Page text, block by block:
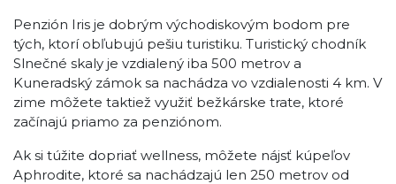
Penzión Iris je dobrým východiskovým bodom pre
tých, ktorí obľubujú pešiu turistiku. Turistický chodník
Slnečné skaly je vzdialený iba 500 metrov a
Kuneradský zámok sa nachádza vo vzdialenosti 4 km. V
zime môžete taktiež využiť bežkárske trate, ktoré
začínajú priamo za penziónom.
Ak si túžite dopriať wellness, môžete nájsť kúpeľov
Aphrodite, ktoré sa nachádzajú len 250 metrov od